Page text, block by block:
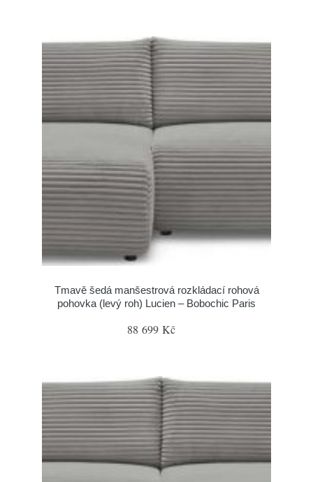
Tmavě šedá manšestrová rozkládací rohová
pohovka (levý roh) Lucien – Bobochic Paris
88 699 Kč